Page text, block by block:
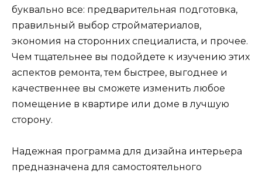
буквально все: предварительная подготовка,
правильный выбор стройматериалов,
экономия на сторонних специалиста, и прочее.
Чем тщательнее вы подойдете к изучению этих
аспектов ремонта, тем быстрее, выгоднее и
качественнее вы сможете изменить любое
помещение в квартире или доме в лучшую
сторону.
Надежная программа для дизайна интерьера
предназначена для самостоятельного